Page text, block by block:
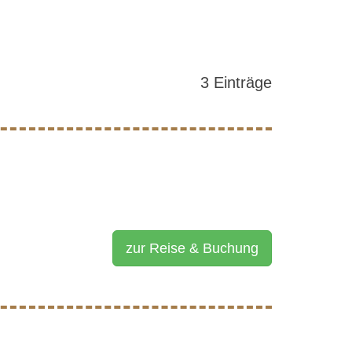
3 Einträge
zur Reise & Buchung